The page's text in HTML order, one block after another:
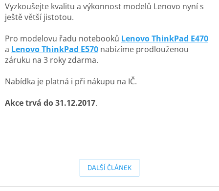
Vyzkoušejte kvalitu a výkonnost modelů Lenovo nyní s
ještě větší jistotou.
Pro modelovu řadu notebooků Lenovo ThinkPad E470
a Lenovo ThinkPad E570 nabízíme prodlouženou
záruku na 3 roky zdarma.
Nabídka je platná i při nákupu na IČ.
Akce trvá do 31.12.2017.
DALŠÍ ČLÁNEK